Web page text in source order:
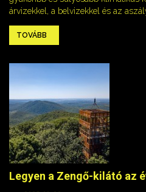
árvizekkel, a belvizekkel és az
TOVÁBB
Legyen a Zengő-kilátó az